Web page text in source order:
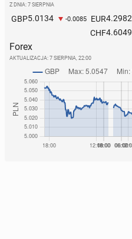
Z DNIA: 7 SIERPNIA
GBP5.0134 -0.0085 EUR4.2982
CHF4.6049
Forex
AKTUALIZACJA: 7 SIERPNIA, 22:00